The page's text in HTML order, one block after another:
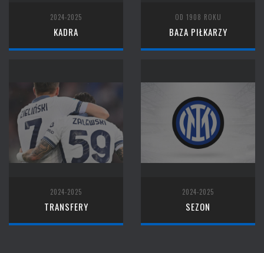
2024-2025
KADRA
OD 1908 ROKU
BAZA PIŁKARZY
2024-2025
TRANSFERY
2024-2025
SEZON